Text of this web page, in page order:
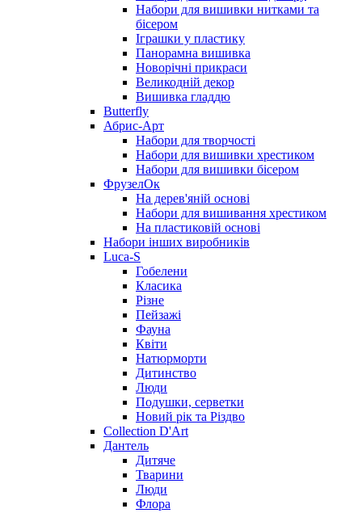
Набори для вишивки нитками та
бісером
Іграшки у пластику
Панорамна вишивка
Новорічні прикраси
Великодній декор
Вишивка гладдю
Butterfly
Абрис-Арт
Набори для творчості
Набори для вишивки хрестиком
Набори для вишивки бісером
ФрузелОк
На дерев'яній основі
Набори для вишивання хрестиком
На пластиковій основі
Набори інших виробників
Luca-S
Гобелени
Класика
Різне
Пейзажі
Фауна
Квіти
Натюрморти
Дитинство
Люди
Подушки, серветки
Новий рік та Різдво
Collection D'Art
Дантель
Дитяче
Тварини
Люди
Флора